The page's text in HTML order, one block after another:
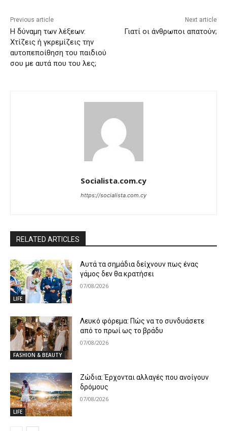
Previous article
Η δύναμη των λέξεων:
Χτίζεις ή γκρεμίζεις την
αυτοπεποίθηση του παιδιού
σου με αυτά που του λες;
Next article
Γιατί οι άνθρωποι απατούν;
Socialista.com.cy
https://socialista.com.cy
RELATED ARTICLES
LIFE
Αυτά τα σημάδια δείχνουν πως ένας
γάμος δεν θα κρατήσει
07/08/2026
FASHION & BEAUTY
Λευκό φόρεμα: Πώς να το συνδυάσετε
από το πρωί ως το βράδυ
07/08/2026
LIFE
Ζώδια: Έρχονται αλλαγές που ανοίγουν
δρόμους
07/08/2026